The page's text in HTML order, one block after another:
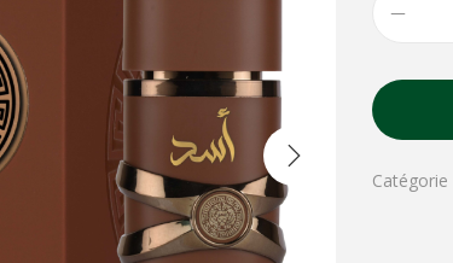
Catégorie